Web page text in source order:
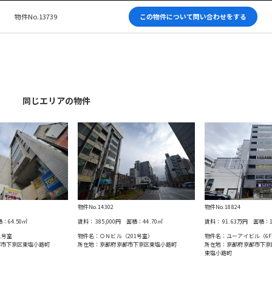
物件No.13739 この物件について問い合わせをする
同じエリアの物件
64.50㎡
室
下京区東塩小路町
物件No.14302
賃料：385,000円面積：44.70㎡
物件名：ＯＮビル（201号室）
所在地：京都府京都市下京区東塩小路町
物件No.18824
賃料：91.63万円面積：
物件名：ユーアイビル（
所在地：京都府京都市下
東塩小路町